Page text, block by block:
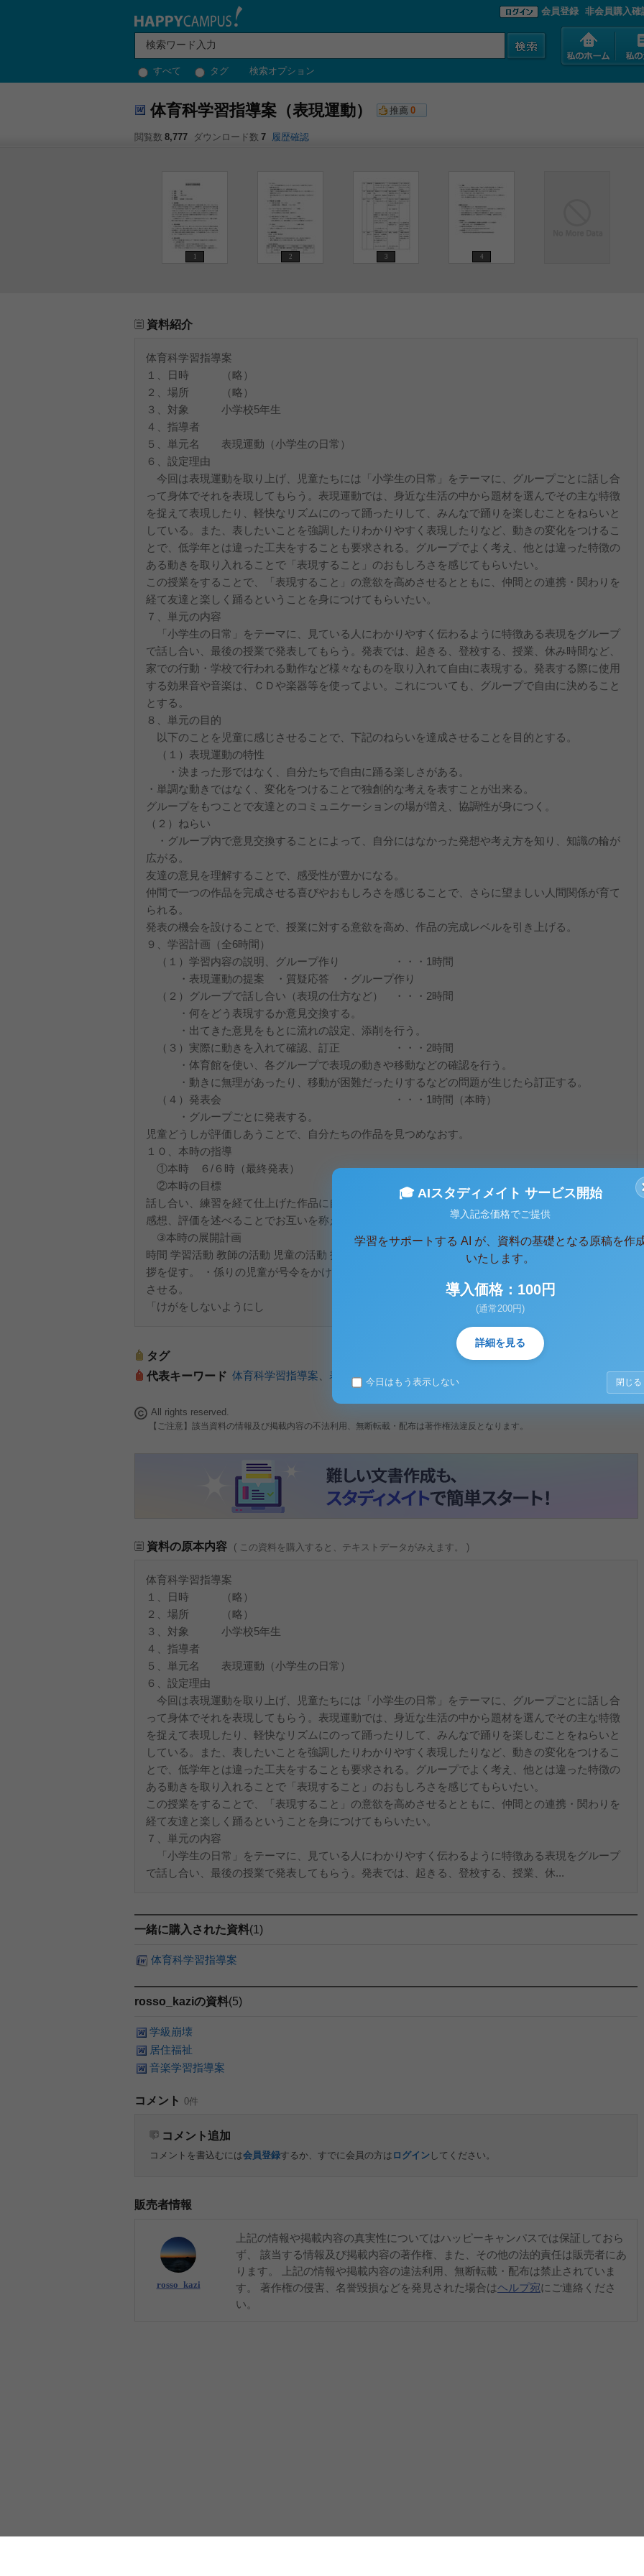
すべて タグ 検索オプション
会員登録 非会員購入確
体育科学習指導案（表現運動） 推薦 0
閲覧数 8,777 ダウンロード数 7 履歴確認
1 2 3 4
資料紹介
体育科学習指導案
１、日時 （略）
２、場所 （略）
３、対象 小学校5年生
４、指導者
５、単元名 表現運動（小学生の日常）
６、設定理由
今回は表現運動を取り上げ、児童たちには「小学生の日常」をテーマに、グループごとに話し合
って身体でそれを表現してもらう。表現運動では、身近な生活の中から題材を選んでその主な特徴
を捉えて表現したり、軽快なリズムにのって踊ったりして、みんなで踊りを楽しむことをねらいと
している。また、表したいことを強調したりわかりやすく表現したりなど、動きの変化をつけるこ
とで、低学年とは違った工夫をすることも要求される。グループでよく考え、他とは違った特徴の
ある動きを取り入れることで「表現すること」のおもしろさを感じてもらいたい。
この授業をすることで、「表現すること」の意欲を高めさせるとともに、仲間との連携・関わりを
経て友達と楽しく踊るということを身につけてもらいたい。
７、単元の内容
「小学生の日常」をテーマに、見ている人にわかりやすく伝わるように特徴ある表現をグループ
で話し合い、最後の授業で発表してもらう。発表では、起きる、登校する、授業、休み時間など、
家での行動・学校で行われる動作など様々なものを取り入れて自由に表現する。発表する際に使用
する効果音や音楽は、ＣＤや楽器等を使ってよい。これについても、グループで自由に決めること
とする。
８、単元の目的
以下のことを児童に感じさせることで、下記のねらいを達成させることを目的とする。
（１）表現運動の特性
・決まった形ではなく、自分たちで自由に踊る楽しさがある。
・単調な動きではなく、変化をつけることで独創的な考えを表すことが出来る。
グループをもつことで友達とのコミュニケーションの場が増え、協調性が身につく。
（２）ねらい
・グループ内で意見交換することによって、自分にはなかった発想や考え方を知り、知識の輪が
広がる。
友達の意見を理解することで、感受性が豊かになる。
仲間で一つの作品を完成させる喜びやおもしろさを感じることで、さらに望ましい人間関係が育て
られる。
発表の機会を設けることで、授業に対する意欲を高め、作品の完成レベルを引き上げる。
９、学習計画（全6時間）
（１）学習内容の説明、グループ作り ・・・1時間
・表現運動の提案 ・質疑応答 ・グループ作り
（２）グループで話し合い（表現の仕方など） ・・・2時間
・何をどう表現するか意見交換する。
・出てきた意見をもとに流れの設定、添削を行う。
（３）実際に動きを入れて確認、訂正 ・・・2時間
・体育館を使い、各グループで表現の動きや移動などの確認を行う。
・動きに無理があったり、移動が困難だったりするなどの問題が生じたら訂正する。
（４）発表会 ・・・1時間（本時）
・グループごとに発表する。
児童どうしが評価しあうことで、自分たちの作品を見つめなおす。
１０、本時の指導
①本時 ６/６時（最終発表）
②本時の目標
話し合い、練習を経て仕上げた作品に自信をもち、楽しく伸び伸びと発表する。
感想、評価を述べることでお互いを称えあい、加えて自己評価をする。
③本時の展開計画
時間 学習活動 教師の活動 児童の活動 指導上の留意点 ５分 あいさつ・出欠確認 ・児童に整列、挨
拶を促す。 ・係りの児童が号令をかける。 ・元気良くあいさつする。 ５分 準備体操 ・準備体操を
させる。
「けがをしないようにし
タグ
代表キーワード 体育科学習指導案 表現運動
All rights reserved.
【ご注意】該当資料の情報及び掲載内容の不法利用、無断転載・配布は著作権法違反となります。
資料の原本内容 ( この資料を購入すると、テキストデータがみえます。 )
体育科学習指導案
１、日時 （略）
２、場所 （略）
３、対象 小学校5年生
４、指導者
５、単元名 表現運動（小学生の日常）
６、設定理由
今回は表現運動を取り上げ、児童たちには「小学生の日常」をテーマに、グループごとに話し合
って身体でそれを表現してもらう。表現運動では、身近な生活の中から題材を選んでその主な特徴
を捉えて表現したり、軽快なリズムにのって踊ったりして、みんなで踊りを楽しむことをねらいと
している。また、表したいことを強調したりわかりやすく表現したりなど、動きの変化をつけるこ
とで、低学年とは違った工夫をすることも要求される。グループでよく考え、他とは違った特徴の
ある動きを取り入れることで「表現すること」のおもしろさを感じてもらいたい。
この授業をすることで、「表現すること」の意欲を高めさせるとともに、仲間との連携・関わりを
経て友達と楽しく踊るということを身につけてもらいたい。
７、単元の内容
「小学生の日常」をテーマに、見ている人にわかりやすく伝わるように特徴ある表現をグループ
で話し合い、最後の授業で発表してもらう。発表では、起きる、登校する、授業、休...
一緒に購入された資料(1)
体育科学習指導案
rosso_kaziの資料(5)
学級崩壊
居住福祉
音楽学習指導案
コメント 0件
コメント追加
コメントを書込むには会員登録するか、すでに会員の方は ログイン してください。
販売者情報
rosso_kazi
上記の情報や掲載内容の真実性についてはハッピーキャンパスでは保証しておら
ず、 該当する情報及び掲載内容の著作権、また、その他の法的責任は販売者にあ
ります。 上記の情報や掲載内容の違法利用、無断転載・配布は禁止されていま
す。 著作権の侵害、名誉毀損などを発見された場合はヘルプ宛にご連絡くださ
い。
🎓 AIスタディメイト サービス開始
導入記念価格でご提供
学習をサポートする AI が、資料の基礎となる原稿を作
いたします。
導入価格：100円
(通常200円)
詳細を見る
今日はもう表示しない 閉じる